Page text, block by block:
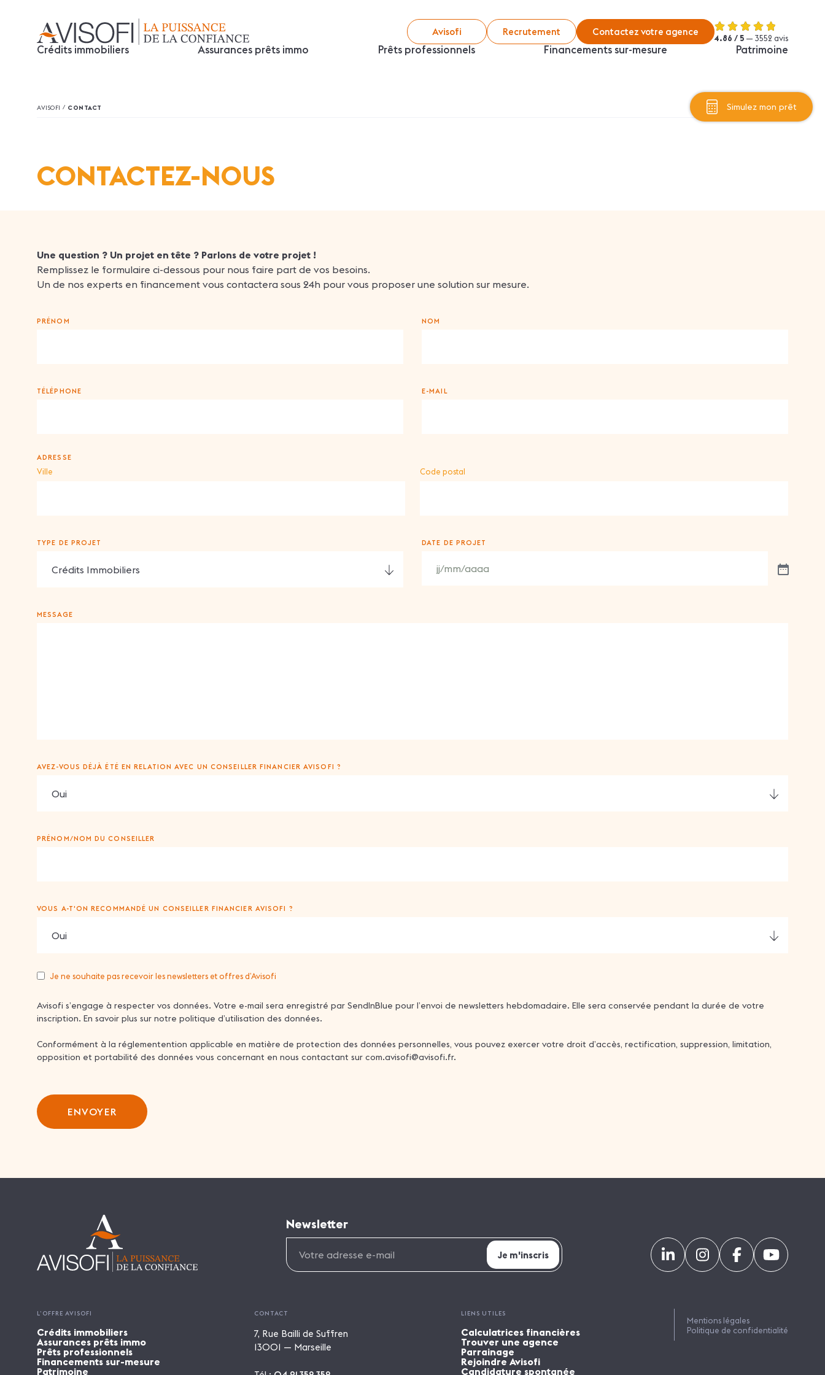
Avisofi Recrutement Contactez votre agence
4.86 / 5 — 3552 avis
Crédits immobiliers Assurances prêts immo Prêts professionnels Financements sur-mesure Patrimoine
Simulez mon prêt
AVISOFI / CONTACT
CONTACTEZ-NOUS
Une question ? Un projet en tête ? Parlons de votre projet !
Remplissez le formulaire ci-dessous pour nous faire part de vos besoins.
Un de nos experts en financement vous contactera sous 24h pour vous proposer une solution sur mesure.
PRÉNOM NOM
TÉLÉPHONE E-MAIL
ADRESSE
Ville Code postal
TYPE DE PROJET DATE DE PROJET
MESSAGE
AVEZ-VOUS DÉJÀ ÉTÉ EN RELATION AVEC UN CONSEILLER FINANCIER AVISOFI ?
PRÉNOM/NOM DU CONSEILLER
VOUS A-T'ON RECOMMANDÉ UN CONSEILLER FINANCIER AVISOFI ?
NEWSLETTER
Je ne souhaite pas recevoir les newsletters et offres d’Avisofi
Avisofi s’engage à respecter vos données. Votre e-mail sera enregistré par SendInBlue pour l’envoi de newsletters hebdomadaire. Elle sera conservée pendant la durée de votre
inscription. En savoir plus sur notre politique d’utilisation des données.
Conformément à la réglementention applicable en matière de protection des données personnelles, vous pouvez exercer votre droit d’accès, rectification, suppression, limitation,
opposition et portabilité des données vous concernant en nous contactant sur com.avisofi@avisofi.fr.
ENVOYER
Newsletter
L’OFFRE AVISOFI
Crédits immobiliers
Assurances prêts immo
Prêts professionnels
Financements sur-mesure
Patrimoine
CONTACT
7, Rue Bailli de Suffren
13001 — Marseille
LIENS UTILES
Calculatrices financières
Trouver une agence
Parrainage
Rejoindre Avisofi
Candidature spontanée
Mentions légales
Politique de confidentialité